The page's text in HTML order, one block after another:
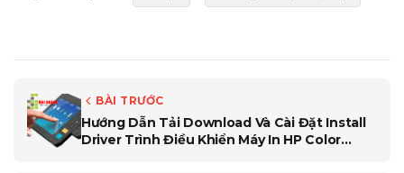
BÀI TRƯỚC
Hướng Dẫn Tải Download Và Cài Đặt Install
Driver Trình Điều Khiển Máy In HP Color